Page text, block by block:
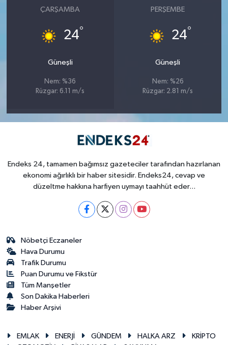
ÇARŞAMBA
24°
Güneşli
Nem: %36
Rüzgar: 6.11 m/s
PERŞEMBE
24°
Güneşli
Nem: %26
Rüzgar: 2.81 m/s
Endeks 24, tamamen bağımsız gazeteciler tarafından hazırlanan
ekonomi ağırlıklı bir haber sitesidir. Endeks24, cevap ve
düzeltme hakkına harfiyen uymayı taahhüt eder...
Nöbetçi Eczaneler
Hava Durumu
Trafik Durumu
Puan Durumu ve Fikstür
Tüm Manşetler
Son Dakika Haberleri
Haber Arşivi
EMLAK ENERJİ GÜNDEM HALKA ARZ
KRİPTO